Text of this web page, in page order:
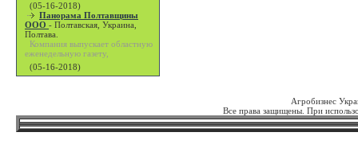
(05-16-2018)
Панорама Полтавщины
ООО - Полтавская, Украина,
Полтава.
Компания выпускает областную
еженедельную газету,
(05-16-2018)
Агробизнес
Все права защищены. При